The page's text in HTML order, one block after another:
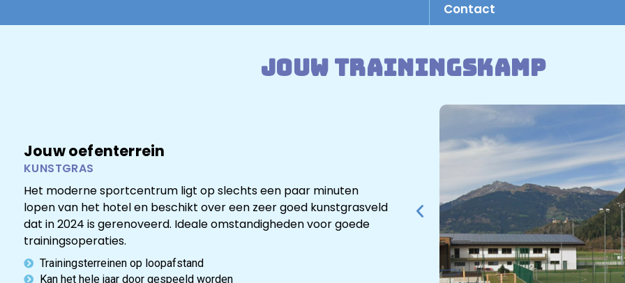
Contact
Jouw trainingskamp
Jouw oefenterrein
KUNSTGRAS
Het moderne sportcentrum ligt op slechts een paar minuten
lopen van het hotel en beschikt over een zeer goed kunstgrasveld
dat in 2024 is gerenoveerd. Ideale omstandigheden voor goede
trainingsoperaties.
Trainingsterreinen op loopafstand
Kan het hele jaar door gespeeld worden